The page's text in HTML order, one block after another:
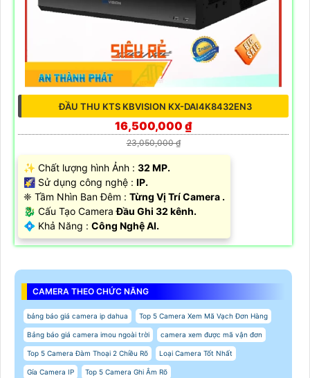
ĐẦU THU KTS KBVISION KX-DAI4K8432EN3
16,500,000 ₫
23,050,000 ₫
✨ Chất lượng hình Ảnh : 32 MP.
🌠 Sử dụng công nghệ : IP.
❈ Tầm Nhìn Ban Đêm : Từng Vị Trí Camera .
🐉️ Cấu Tạo CameraĐầu Ghi 32 kênh.
️💠 Khả Năng : Công Nghệ AI.
CAMERA THEO CHỨC NĂNG
bảng báo giá camera ip dahua Top 5 Camera Xem Mã Vạch Đơn Hàng
Bảng báo giá camera imou ngoài trời camera xem được mã vận đơn
Top 5 Camera Đàm Thoại 2 Chiều Rõ Loại Camera Tốt Nhất
Gía Camera IP Top 5 Camera Ghi Âm Rõ